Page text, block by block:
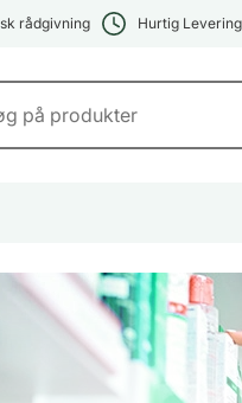
rådgivning Hurtig